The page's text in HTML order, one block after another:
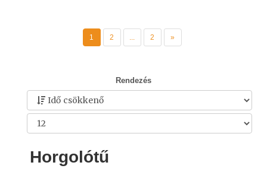
1 2 ... 2 »
Rendezés
Horgolótű